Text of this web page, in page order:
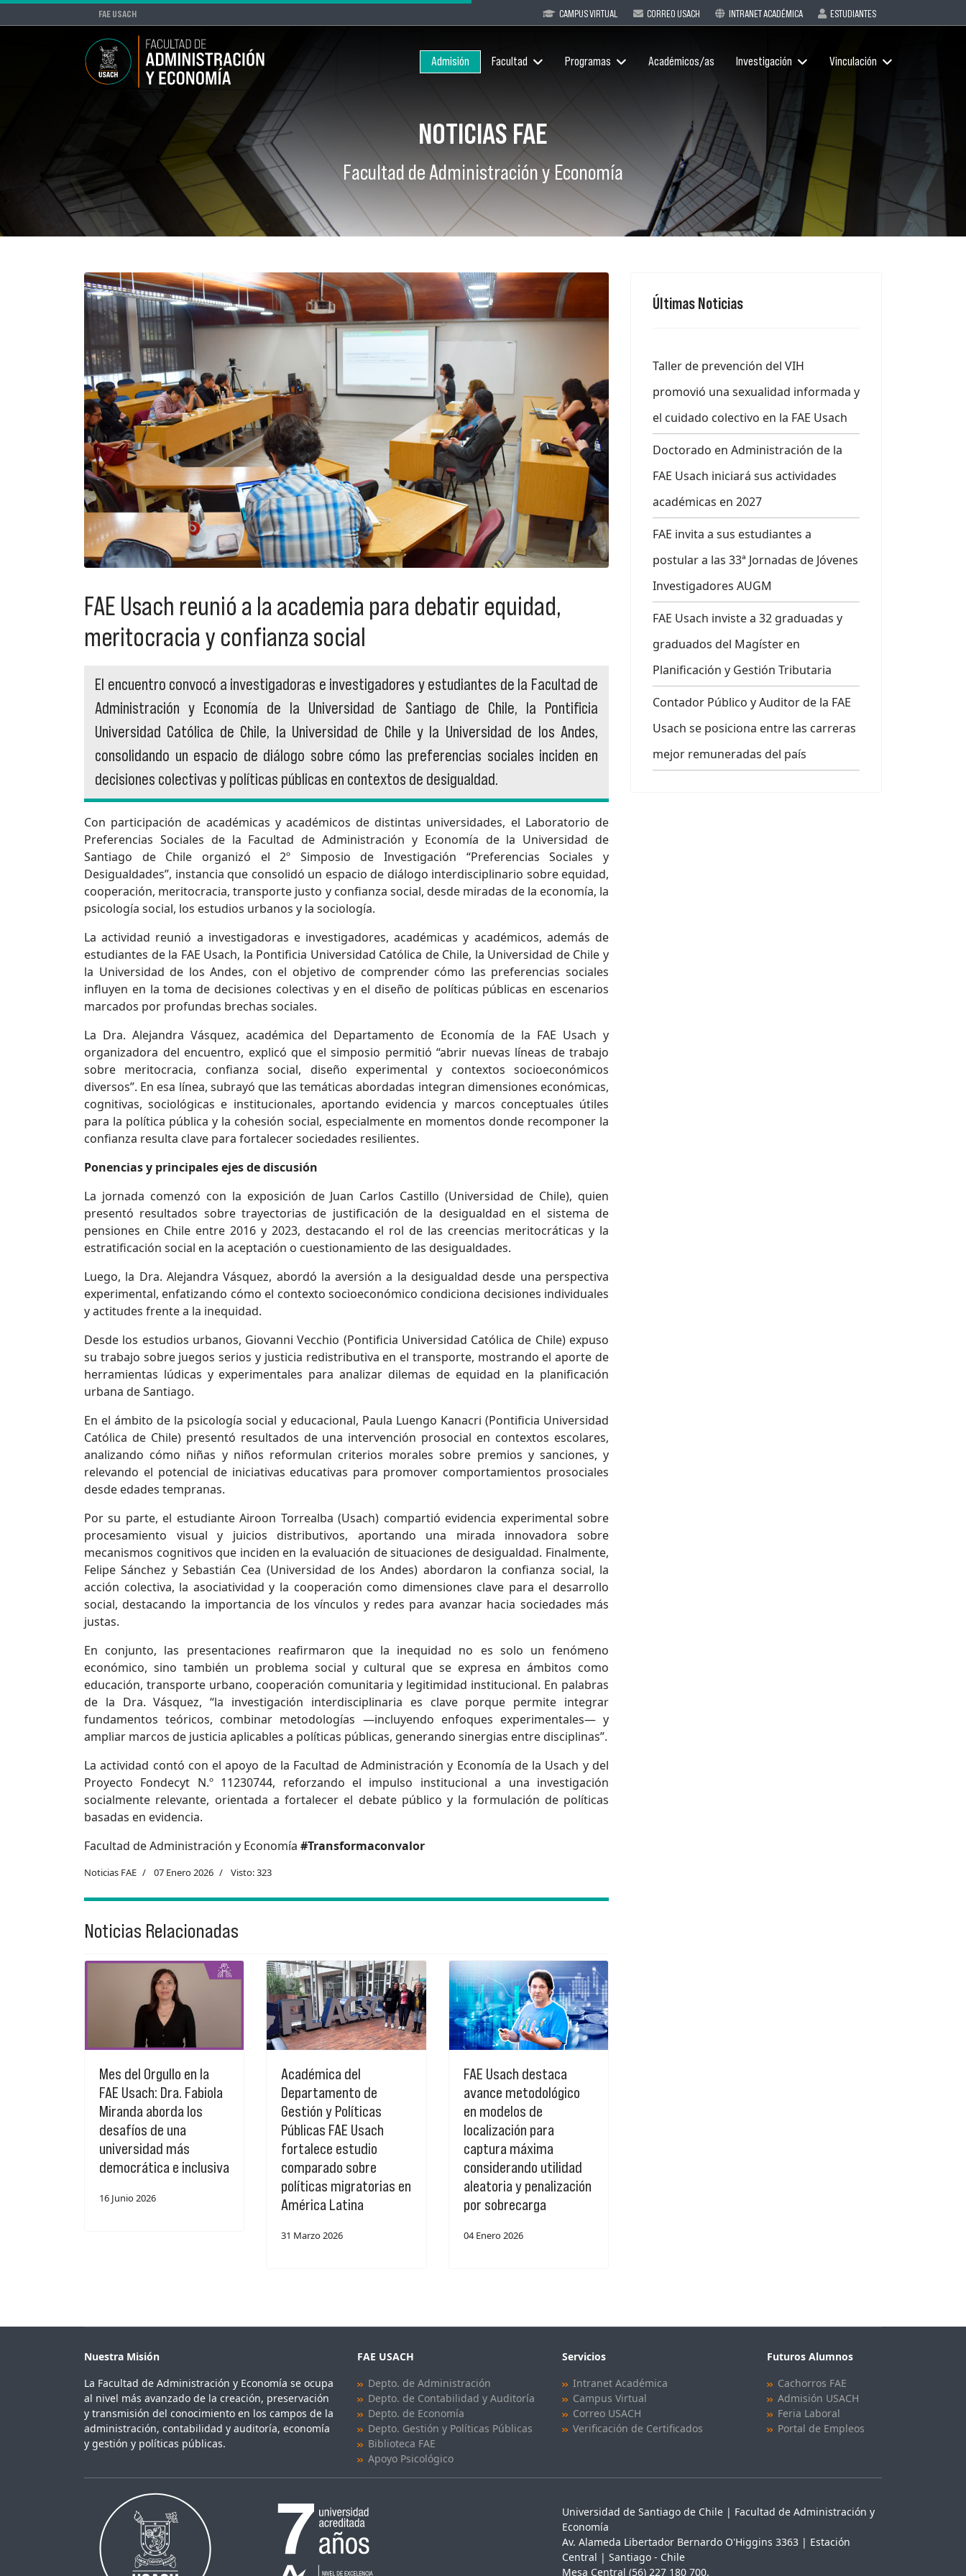
FAE USACH CAMPUS VIRTUAL CORREO USACH INTRANET ACADÉMICA ESTUDIANTES
Admisión Facultad Programas Académicos/as Investigación Vinculación
NOTICIAS FAE
Facultad de Administración y Economía
FAE Usach reunió a la academia para debatir equidad,
meritocracia y confianza social
El encuentro convocó a investigadoras e investigadores y estudiantes de la Facultad de
Administración y Economía de la Universidad de Santiago de Chile, la Pontificia
Universidad Católica de Chile, la Universidad de Chile y la Universidad de los Andes,
consolidando un espacio de diálogo sobre cómo las preferencias sociales inciden en
decisiones colectivas y políticas públicas en contextos de desigualdad.
Con participación de académicas y académicos de distintas universidades, el Laboratorio de
Preferencias Sociales de la Facultad de Administración y Economía de la Universidad de
Santiago de Chile organizó el 2º Simposio de Investigación “Preferencias Sociales y
Desigualdades”, instancia que consolidó un espacio de diálogo interdisciplinario sobre equidad,
cooperación, meritocracia, transporte justo y confianza social, desde miradas de la economía, la
psicología social, los estudios urbanos y la sociología.
La actividad reunió a investigadoras e investigadores, académicas y académicos, además de
estudiantes de la FAE Usach, la Pontificia Universidad Católica de Chile, la Universidad de Chile y
la Universidad de los Andes, con el objetivo de comprender cómo las preferencias sociales
influyen en la toma de decisiones colectivas y en el diseño de políticas públicas en escenarios
marcados por profundas brechas sociales.
La Dra. Alejandra Vásquez, académica del Departamento de Economía de la FAE Usach y
organizadora del encuentro, explicó que el simposio permitió “abrir nuevas líneas de trabajo
sobre meritocracia, confianza social, diseño experimental y contextos socioeconómicos
diversos”. En esa línea, subrayó que las temáticas abordadas integran dimensiones económicas,
cognitivas, sociológicas e institucionales, aportando evidencia y marcos conceptuales útiles
para la política pública y la cohesión social, especialmente en momentos donde recomponer la
confianza resulta clave para fortalecer sociedades resilientes.
Ponencias y principales ejes de discusión
La jornada comenzó con la exposición de Juan Carlos Castillo (Universidad de Chile), quien
presentó resultados sobre trayectorias de justificación de la desigualdad en el sistema de
pensiones en Chile entre 2016 y 2023, destacando el rol de las creencias meritocráticas y la
estratificación social en la aceptación o cuestionamiento de las desigualdades.
Luego, la Dra. Alejandra Vásquez, abordó la aversión a la desigualdad desde una perspectiva
experimental, enfatizando cómo el contexto socioeconómico condiciona decisiones individuales
y actitudes frente a la inequidad.
Desde los estudios urbanos, Giovanni Vecchio (Pontificia Universidad Católica de Chile) expuso
su trabajo sobre juegos serios y justicia redistributiva en el transporte, mostrando el aporte de
herramientas lúdicas y experimentales para analizar dilemas de equidad en la planificación
urbana de Santiago.
En el ámbito de la psicología social y educacional, Paula Luengo Kanacri (Pontificia Universidad
Católica de Chile) presentó resultados de una intervención prosocial en contextos escolares,
analizando cómo niñas y niños reformulan criterios morales sobre premios y sanciones, y
relevando el potencial de iniciativas educativas para promover comportamientos prosociales
desde edades tempranas.
Por su parte, el estudiante Airoon Torrealba (Usach) compartió evidencia experimental sobre
procesamiento visual y juicios distributivos, aportando una mirada innovadora sobre
mecanismos cognitivos que inciden en la evaluación de situaciones de desigualdad. Finalmente,
Felipe Sánchez y Sebastián Cea (Universidad de los Andes) abordaron la confianza social, la
acción colectiva, la asociatividad y la cooperación como dimensiones clave para el desarrollo
social, destacando la importancia de los vínculos y redes para avanzar hacia sociedades más
justas.
En conjunto, las presentaciones reafirmaron que la inequidad no es solo un fenómeno
económico, sino también un problema social y cultural que se expresa en ámbitos como
educación, transporte urbano, cooperación comunitaria y legitimidad institucional. En palabras
de la Dra. Vásquez, “la investigación interdisciplinaria es clave porque permite integrar
fundamentos teóricos, combinar metodologías —incluyendo enfoques experimentales— y
ampliar marcos de justicia aplicables a políticas públicas, generando sinergias entre disciplinas”.
La actividad contó con el apoyo de la Facultad de Administración y Economía de la Usach y del
Proyecto Fondecyt N.º 11230744, reforzando el impulso institucional a una investigación
socialmente relevante, orientada a fortalecer el debate público y la formulación de políticas
basadas en evidencia.
Facultad de Administración y Economía #Transformaconvalor
Noticias FAE 07 Enero 2026 Visto: 323
Noticias Relacionadas
Mes del Orgullo en la
FAE Usach: Dra. Fabiola
Miranda aborda los
desafíos de una
universidad más
democrática e inclusiva
16 Junio 2026
Académica del
Departamento de
Gestión y Políticas
Públicas FAE Usach
fortalece estudio
comparado sobre
políticas migratorias en
América Latina
31 Marzo 2026
FAE Usach destaca
avance metodológico
en modelos de
localización para
captura máxima
considerando utilidad
aleatoria y penalización
por sobrecarga
04 Enero 2026
Últimas Noticias
Taller de prevención del VIH
promovió una sexualidad informada y
el cuidado colectivo en la FAE Usach
Doctorado en Administración de la
FAE Usach iniciará sus actividades
académicas en 2027
FAE invita a sus estudiantes a
postular a las 33ª Jornadas de Jóvenes
Investigadores AUGM
FAE Usach inviste a 32 graduadas y
graduados del Magíster en
Planificación y Gestión Tributaria
Contador Público y Auditor de la FAE
Usach se posiciona entre las carreras
mejor remuneradas del país
Nuestra Misión
La Facultad de Administración y Economía se ocupa
al nivel más avanzado de la creación, preservación
y transmisión del conocimiento en los campos de la
administración, contabilidad y auditoría, economía
y gestión y políticas públicas.
FAE USACH
Depto. de Administración
Depto. de Contabilidad y Auditoría
Depto. de Economía
Depto. Gestión y Políticas Públicas
Biblioteca FAE
Apoyo Psicológico
Servicios
Intranet Académica
Campus Virtual
Correo USACH
Verificación de Certificados
Futuros Alumnos
Cachorros FAE
Admisión USACH
Feria Laboral
Portal de Empleos
Universidad de Santiago de Chile | Facultad de Administración y
Economía
Av. Alameda Libertador Bernardo O'Higgins 3363 | Estación
Central | Santiago - Chile
Mesa Central (56) 227 180 700.